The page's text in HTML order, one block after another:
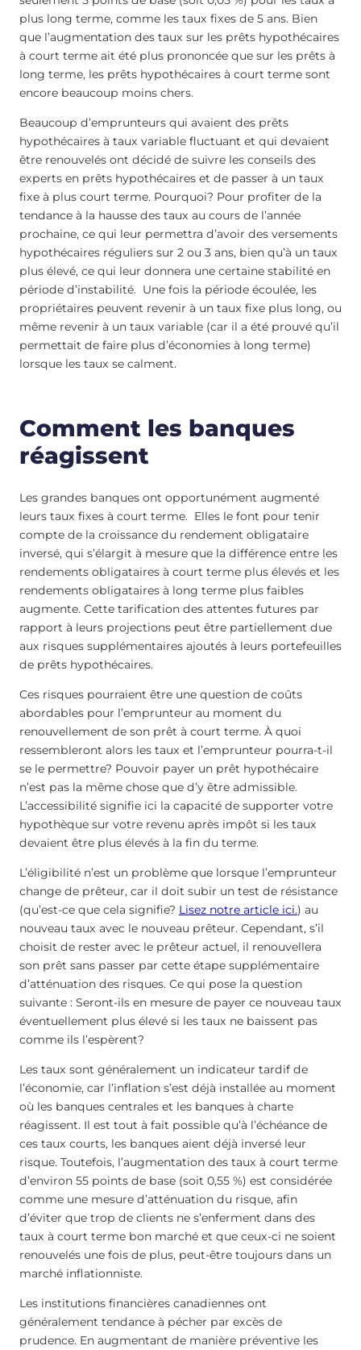
plus long terme, comme les taux fixes de 5 ans. Bien
que l’augmentation des taux sur les prêts hypothécaires
à court terme ait été plus prononcée que sur les prêts à
long terme, les prêts hypothécaires à court terme sont
encore beaucoup moins chers.
Beaucoup d’emprunteurs qui avaient des prêts
hypothécaires à taux variable fluctuant et qui devaient
être renouvelés ont décidé de suivre les conseils des
experts en prêts hypothécaires et de passer à un taux
fixe à plus court terme. Pourquoi? Pour profiter de la
tendance à la hausse des taux au cours de l’année
prochaine, ce qui leur permettra d’avoir des versements
hypothécaires réguliers sur 2 ou 3 ans, bien qu’à un taux
plus élevé, ce qui leur donnera une certaine stabilité en
période d’instabilité. Une fois la période écoulée, les
propriétaires peuvent revenir à un taux fixe plus long, ou
même revenir à un taux variable (car il a été prouvé qu’il
permettait de faire plus d’économies à long terme)
lorsque les taux se calment.
Comment les banques
réagissent
Les grandes banques ont opportunément augmenté
leurs taux fixes à court terme. Elles le font pour tenir
compte de la croissance du rendement obligataire
inversé, qui s’élargit à mesure que la différence entre les
rendements obligataires à court terme plus élevés et les
rendements obligataires à long terme plus faibles
augmente. Cette tarification des attentes futures par
rapport à leurs projections peut être partiellement due
aux risques supplémentaires ajoutés à leurs portefeuilles
de prêts hypothécaires.
Ces risques pourraient être une question de coûts
abordables pour l’emprunteur au moment du
renouvellement de son prêt à court terme. À quoi
ressembleront alors les taux et l’emprunteur pourra-t-il
se le permettre? Pouvoir payer un prêt hypothécaire
n’est pas la même chose que d’y être admissible.
L’accessibilité signifie ici la capacité de supporter votre
hypothèque sur votre revenu après impôt si les taux
devaient être plus élevés à la fin du terme.
L’éligibilité n’est un problème que lorsque l’emprunteur
change de prêteur, car il doit subir un test de résistance
(qu’est-ce que cela signifie? Lisez notre article ici.) au
nouveau taux avec le nouveau prêteur. Cependant, s’il
choisit de rester avec le prêteur actuel, il renouvellera
son prêt sans passer par cette étape supplémentaire
d’atténuation des risques. Ce qui pose la question
suivante : Seront-ils en mesure de payer ce nouveau taux
éventuellement plus élevé si les taux ne baissent pas
comme ils l’espèrent?
Les taux sont généralement un indicateur tardif de
l’économie, car l’inflation s’est déjà installée au moment
où les banques centrales et les banques à charte
réagissent. Il est tout à fait possible qu’à l’échéance de
ces taux courts, les banques aient déjà inversé leur
risque. Toutefois, l’augmentation des taux à court terme
d’environ 55 points de base (soit 0,55 %) est considérée
comme une mesure d’atténuation du risque, afin
d’éviter que trop de clients ne s’enferment dans des
taux à court terme bon marché et que ceux-ci ne soient
renouvelés une fois de plus, peut-être toujours dans un
marché inflationniste.
Les institutions financières canadiennes ont
généralement tendance à pécher par excès de
prudence. En augmentant de manière préventive les